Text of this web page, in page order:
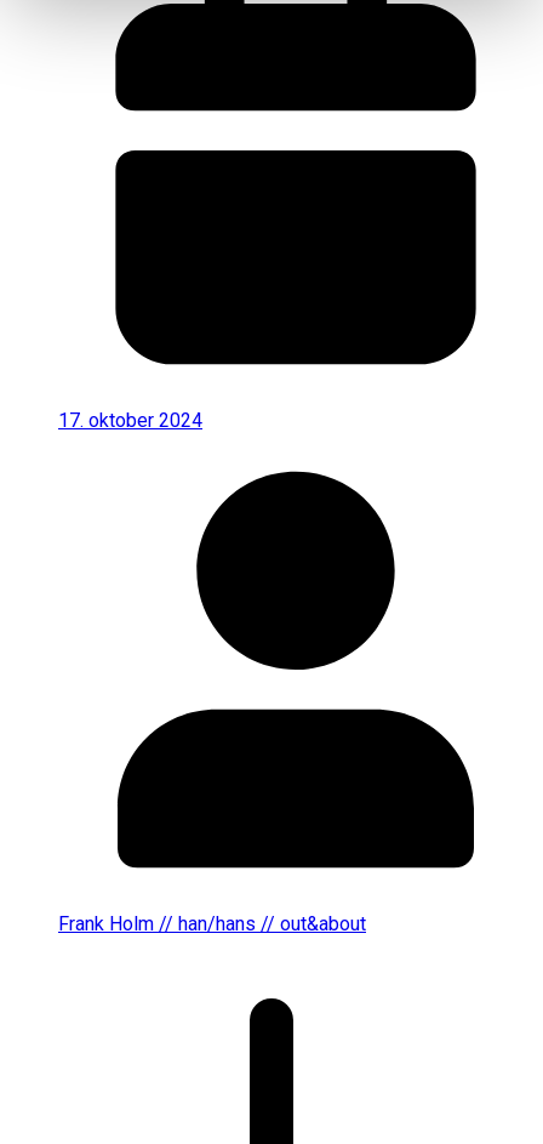
17. oktober 2024
Frank Holm // han/hans // out&about